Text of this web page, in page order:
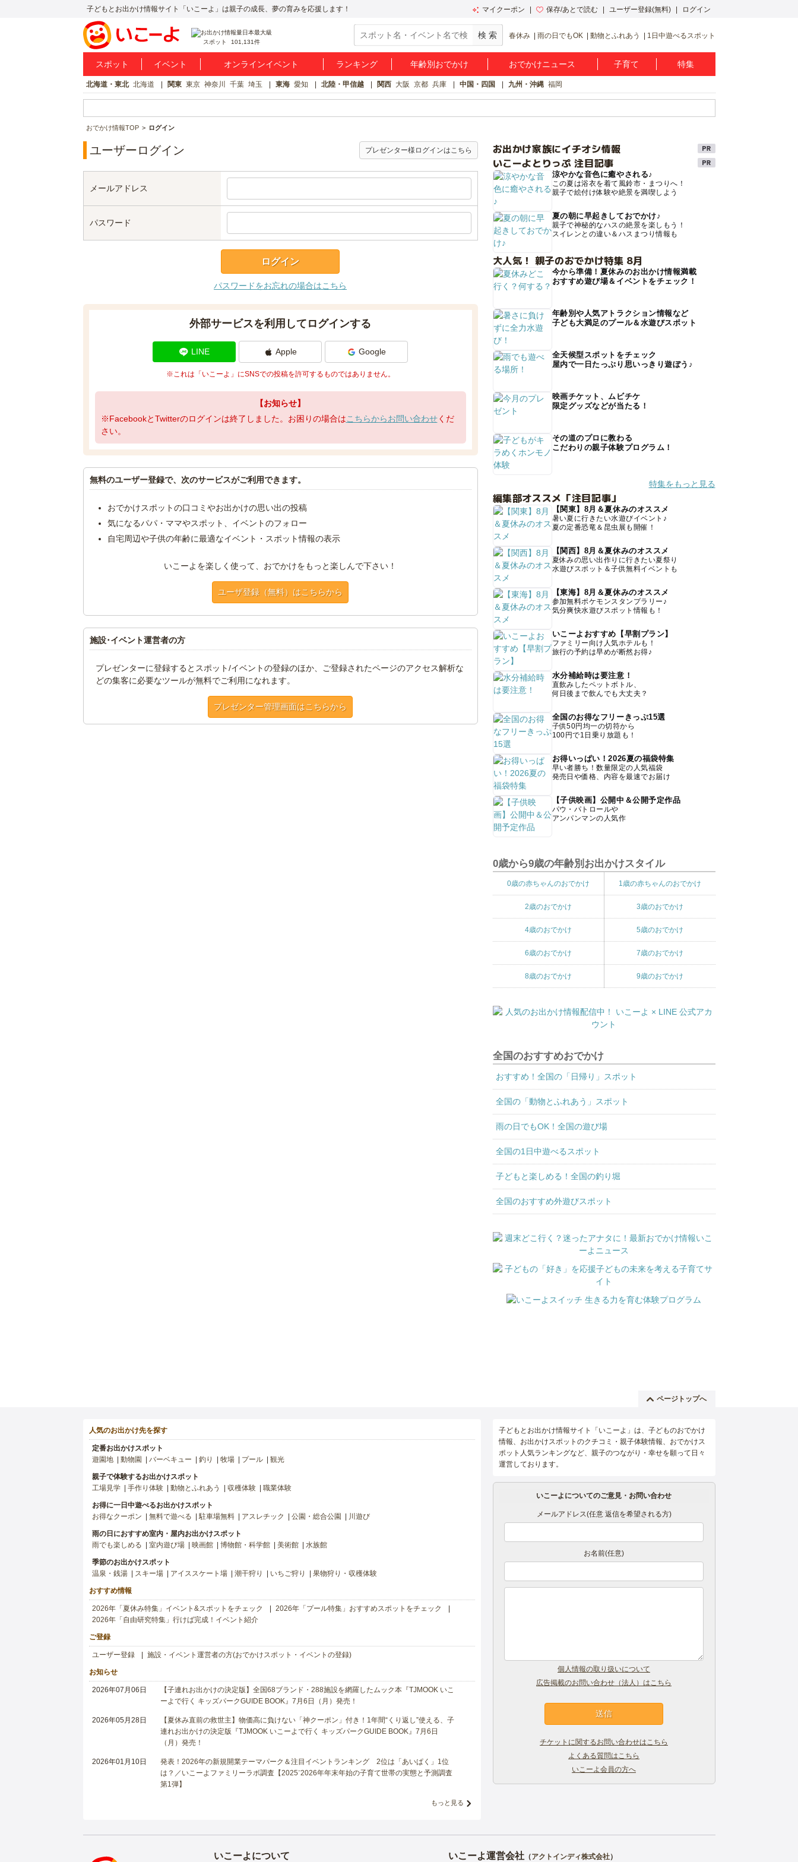
子どもとお出かけ情報サイト「いこーよ」は親子の成長、夢の育みを応援します！ マイクーポン 保存/あとで読む ユーザー登録(無料) ログイン
スポット 101,131件
春休み 雨の日でもOK 動物とふれあう 1日中遊べるスポット
スポット イベント オンラインイベント ランキング 年齢別おでかけ おでかけニュース 子育て 特集
北海道・東北 北海道 関東 東京 神奈川 千葉 埼玉 東海 愛知 北陸・甲信越 関西 大阪 京都 兵庫 中国・四国 九州・沖縄 福岡
おでかけ情報TOP ログイン
ユーザーログイン プレゼンター様ログインはこちら
メールアドレス
パスワード
パスワードをお忘れの場合はこちら
外部サービスを利用してログインする
LINE Apple Google
※これは「いこーよ」にSNSでの投稿を許可するものではありません。
【お知らせ】
※FacebookとTwitterのログインは終了しました。お困りの場合はこちらからお問い合わせくだ
さい。
無料のユーザー登録で、次のサービスがご利用できます。
おでかけスポットの口コミやお出かけの思い出の投稿
気になるパパ・ママやスポット、イベントのフォロー
自宅周辺や子供の年齢に最適なイベント・スポット情報の表示
いこーよを楽しく使って、おでかけをもっと楽しんで下さい！
ユーザ登録（無料）はこちらから
施設･イベント運営者の方
プレゼンターに登録するとスポット/イベントの登録のほか、ご登録されたページのアクセス解析な
どの集客に必要なツールが無料でご利用になれます。
プレゼンター管理画面はこちらから
お出かけ家族にイチオシ情報
いこーよとりっぷ 注目記事
涼やかな音色に癒やされる♪
この夏は浴衣を着て風鈴市・まつりへ！
親子で絵付け体験や絶景を満喫しよう
夏の朝に早起きしておでかけ♪
親子で神秘的なハスの絶景を楽しもう！
スイレンとの違い＆ハスまつり情報も
大人気！ 親子のおでかけ特集 8月
今から準備！夏休みのお出かけ情報満載
おすすめ遊び場＆イベントをチェック！
年齢別や人気アトラクション情報など
子ども大満足のプール＆水遊びスポット
全天候型スポットをチェック
屋内で一日たっぷり思いっきり遊ぼう♪
映画チケット、ムビチケ
限定グッズなどが当たる！
その道のプロに教わる
こだわりの親子体験プログラム！
特集をもっと見る
編集部オススメ「注目記事」
【関東】8月＆夏休みのオススメ
暑い夏に行きたい水遊びイベント♪
夏の定番恐竜＆昆虫展も開催！
【関西】8月＆夏休みのオススメ
夏休みの思い出作りに行きたい夏祭り
水遊びスポット＆子供無料イベントも
【東海】8月＆夏休みのオススメ
参加無料ポケモンスタンプラリー♪
気分爽快水遊びスポット情報も！
いこーよおすすめ【早割プラン】
ファミリー向け人気ホテルも！
旅行の予約は早めが断然お得♪
水分補給時は要注意！
直飲みしたペットボトル、
何日後まで飲んでも大丈夫？
全国のお得なフリーきっぷ15選
子供50円均一の切符から
100円で1日乗り放題も！
お得いっぱい！2026夏の福袋特集
早い者勝ち！数量限定の人気福袋
発売日や価格、内容を最速でお届け
【子供映画】公開中＆公開予定作品
パウ・パトロールや
アンパンマンの人気作
0歳から9歳の年齢別お出かけスタイル
0歳の赤ちゃんのおでかけ 1歳の赤ちゃんのおでかけ
2歳のおでかけ 3歳のおでかけ
4歳のおでかけ 5歳のおでかけ
6歳のおでかけ 7歳のおでかけ
8歳のおでかけ 9歳のおでかけ
全国のおすすめおでかけ
おすすめ！全国の「日帰り」スポット
全国の「動物とふれあう」スポット
雨の日でもOK！全国の遊び場
全国の1日中遊べるスポット
子どもと楽しめる！全国の釣り堀
全国のおすすめ外遊びスポット
ページトップへ
人気のお出かけ先を探す
定番お出かけスポット
遊園地
動物園 バーベキュー 釣り 牧場 プール 観光
親子で体験するお出かけスポット
工場見学
手作り体験 動物とふれあう 収穫体験 職業体験
お得に一日中遊べるお出かけスポット
お得なクーポン
無料で遊べる 駐車場無料 アスレチック 公園・総合公園 川遊び
雨の日におすすめ室内・屋内お出かけスポット
雨でも楽しめる
室内遊び場 映画館 博物館・科学館 美術館 水族館
季節のお出かけスポット
温泉・銭湯
スキー場 アイススケート場 潮干狩り いちご狩り 果物狩り・収穫体験
おすすめ情報
2026年「夏休み特集」イベント&スポットをチェック
2026年「プール特集」おすすめスポットをチェック
2026年「自由研究特集」行けば完成！イベント紹介
ご登録
ユーザー登録 施設・イベント運営者の方(おでかけスポット・イベントの登録)
お知らせ
2026年07月06日
【子連れお出かけの決定版】全国68ブランド・288施設を網羅したムック本『TJMOOK いこ
ーよで行く キッズパークGUIDE BOOK』7月6日（月）発売！
2026年05月28日
【夏休み直前の救世主】物価高に負けない「神クーポン」付き！1年間“くり返し”使える、子
連れお出かけの決定版『TJMOOK いこーよで行く キッズパークGUIDE BOOK』7月6日
（月）発売！
2026年01月10日
発表！2026年の新規開業テーマパーク＆注目イベントランキング 2位は「あいぱく」1位
は？／いこーよファミリーラボ調査【2025⁻2026年年末年始の子育て世帯の実態と予測調査
第1弾】
もっと見る
子どもとお出かけ情報サイト「いこーよ」は、子どものおでかけ
情報、お出かけスポットのクチコミ・親子体験情報、おでかけス
ポット人気ランキングなど、親子のつながり・幸せを願って日々
運営しております。
いこーよについてのご意見・お問い合わせ
メールアドレス(任意 返信を希望される方)
お名前(任意)
個人情報の取り扱いについて
広告掲載のお問い合わせ（法人）はこちら
チケットに関するお問い合わせはこちら
よくある質問はこちら
いこーよ会員の方へ
いこーよについて いこーよ運営会社（アクトインディ株式会社）